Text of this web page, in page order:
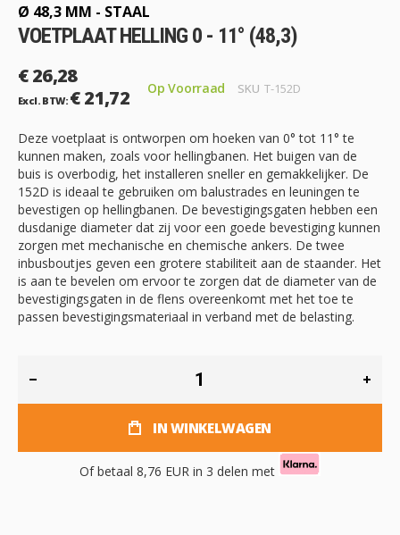
begin
van
de
gallerij
Ø 48,3 MM - STAAL
VOETPLAAT HELLING 0 - 11° (48,3)
€ 26,28
€ 21,72
Op Voorraad SKU T-152D
Deze voetplaat is ontworpen om hoeken van 0° tot 11° te
kunnen maken, zoals voor hellingbanen. Het buigen van de
buis is overbodig, het installeren sneller en gemakkelijker. De
152D is ideaal te gebruiken om balustrades en leuningen te
bevestigen op hellingbanen. De bevestigingsgaten hebben een
dusdanige diameter dat zij voor een goede bevestiging kunnen
zorgen met mechanische en chemische ankers. De twee
inbusboutjes geven een grotere stabiliteit aan de staander. Het
is aan te bevelen om ervoor te zorgen dat de diameter van de
bevestigingsgaten in de flens overeenkomt met het toe te
passen bevestigingsmateriaal in verband met de belasting.
IN WINKELWAGEN
Of betaal 8,76 EUR in 3 delen met